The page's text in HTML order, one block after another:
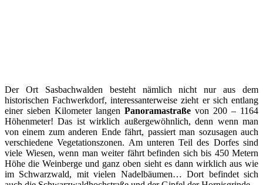
Der Ort Sasbachwalden besteht nämlich nicht nur aus dem
historischen Fachwerkdorf, interessanterweise zieht er sich entlang
einer sieben Kilometer langen Panoramastraße von 200 – 1164
Höhenmeter! Das ist wirklich außergewöhnlich, denn wenn man
von einem zum anderen Ende fährt, passiert man sozusagen auch
verschiedene Vegetationszonen. Am unteren Teil des Dorfes sind
viele Wiesen, wenn man weiter fährt befinden sich bis 450 Metern
Höhe die Weinberge und ganz oben sieht es dann wirklich aus wie
im Schwarzwald, mit vielen Nadelbäumen… Dort befindet sich